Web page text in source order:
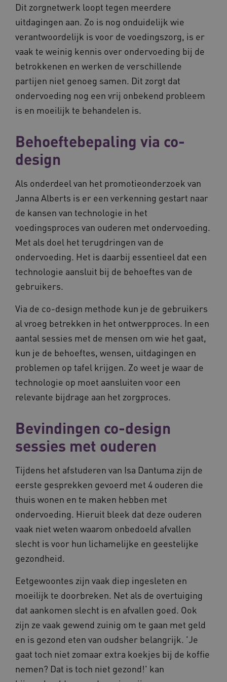
Dit zorgnetwerk loopt tegen meerdere
uitdagingen aan. Zo is nog onduidelijk wie
verantwoordelijk is voor de voedingszorg, is er
vaak te weinig kennis over ondervoeding bij de
betrokkenen en werken de verschillende
partijen niet genoeg samen. Dit zorgt dat
ondervoeding nog een vrij onbekend probleem
is en moeilijk te behandelen is.
Behoeftebepaling via co-
design
Als onderdeel van het promotieonderzoek van
Janna Alberts is er een verkenning gestart naar
de kansen van technologie in het
voedingsproces van ouderen met ondervoeding.
Met als doel het terugdringen van de
ondervoeding. Het is daarbij essentieel dat een
technologie aansluit bij de behoeftes van de
gebruikers.
Via de co-design methode kun je de gebruikers
al vroeg betrekken in het ontwerpproces. In een
aantal sessies met de mensen om wie het gaat,
kun je de behoeftes, wensen, uitdagingen en
problemen op tafel krijgen. Zo weet je waar de
technologie op moet aansluiten voor een
relevante bijdrage aan het zorgproces.
Bevindingen co-design
sessies met ouderen
Tijdens het afstuderen van Isa Dantuma zijn de
eerste gesprekken gevoerd met 4 ouderen die
thuis wonen en te maken hebben met
ondervoeding. Hieruit bleek dat deze ouderen
vaak niet weten waarom onbedoeld afvallen
slecht is voor hun lichamelijke en geestelijke
gezondheid.
Eetgewoontes zijn vaak diep ingesleten en
moeilijk te doorbreken. Net als de overtuiging
dat aankomen slecht is en afvallen goed. Ook
zijn ze vaak gewend zuinig om te gaan met geld
en is gezond eten van oudsher belangrijk. 'Je
gaat toch niet zomaar extra koekjes bij de koffie
nemen? Dat is toch niet gezond!' kan
__Secure-YNID .youtube.com
__cf_bm
Cloudflare Inc.
29
.youtube.com
4 weken
ARRAffinity
Corporation
ARRAffinitySameSite
Microsoft
.vilans.nl
CookieScriptConsent
CookieScript
www.vilans.nl
FPLC .vilans.nl